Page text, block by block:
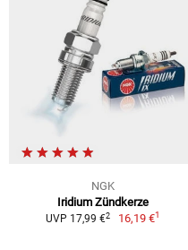
NGK
Iridium Zündkerze
UVP 17,99 €2 16,19 €1